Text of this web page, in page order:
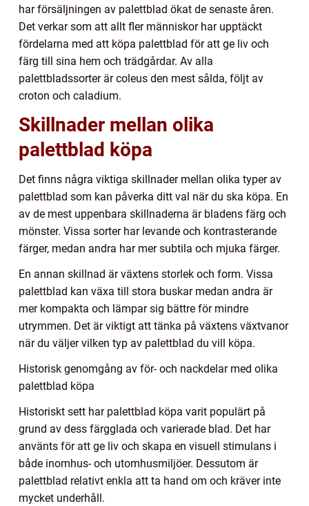
har försäljningen av palettblad ökat de senaste åren.
Det verkar som att allt fler människor har upptäckt
fördelarna med att köpa palettblad för att ge liv och
färg till sina hem och trädgårdar. Av alla
palettbladssorter är coleus den mest sålda, följt av
croton och caladium.
Skillnader mellan olika
palettblad köpa
Det finns några viktiga skillnader mellan olika typer av
palettblad som kan påverka ditt val när du ska köpa. En
av de mest uppenbara skillnaderna är bladens färg och
mönster. Vissa sorter har levande och kontrasterande
färger, medan andra har mer subtila och mjuka färger.
En annan skillnad är växtens storlek och form. Vissa
palettblad kan växa till stora buskar medan andra är
mer kompakta och lämpar sig bättre för mindre
utrymmen. Det är viktigt att tänka på växtens växtvanor
när du väljer vilken typ av palettblad du vill köpa.
Historisk genomgång av för- och nackdelar med olika
palettblad köpa
Historiskt sett har palettblad köpa varit populärt på
grund av dess färgglada och varierade blad. Det har
använts för att ge liv och skapa en visuell stimulans i
både inomhus- och utomhusmiljöer. Dessutom är
palettblad relativt enkla att ta hand om och kräver inte
mycket underhåll.